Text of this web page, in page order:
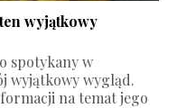
wyjątkowy
spotykany w
wyjątkowy wygląd.
na temat jego